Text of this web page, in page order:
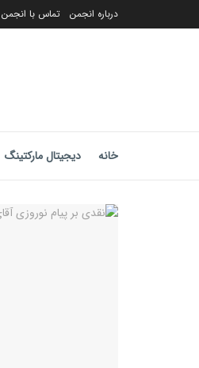
درباره انجمن تماس با انجمن
خانه دیجیتال مارکتینگ